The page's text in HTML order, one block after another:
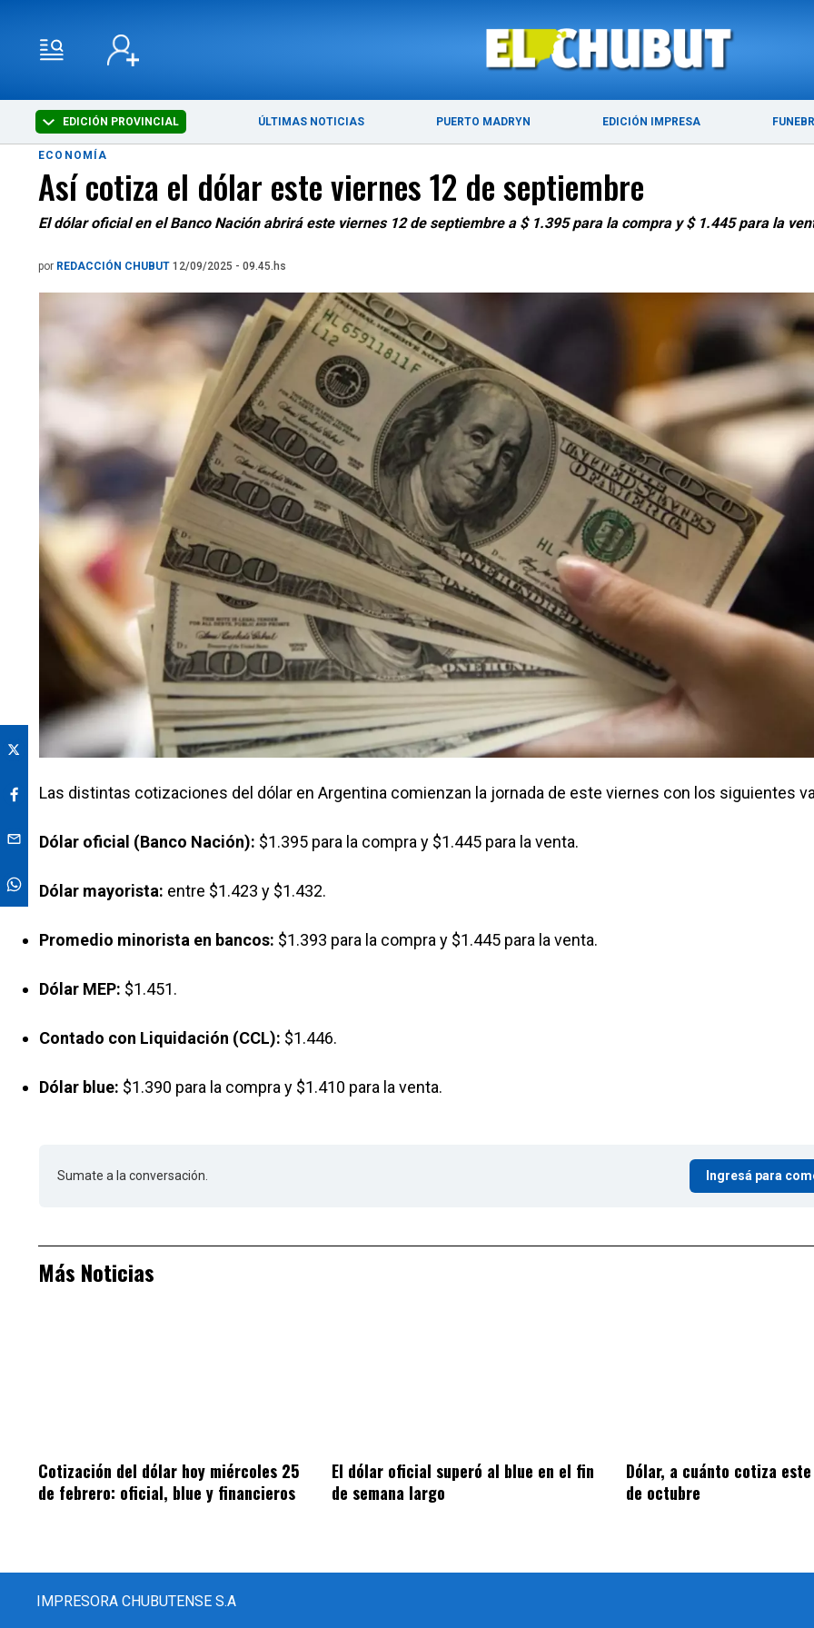
EDICIÓN PROVINCIAL ÚLTIMAS NOTICIAS PUERTO MADRYN EDICIÓN IMPRESA
ÚLTIMAS NOTICIAS PUERTO MADRYN
ECONOMÍA
Así cotiza el dólar este viernes 12 de septiembre
El dólar oficial en el Banco Nación abrirá este viernes 12 de septiembre a $ 1.395 para la compra y $ 1.445 para la
por REDACCIÓN CHUBUT 12/09/2025 - 09.45.hs
Las distintas cotizaciones del dólar en Argentina comienzan la jornada de este viernes con los siguientes
Dólar oficial (Banco Nación): $1.395 para la compra y $1.445 para la venta.
Dólar mayorista: entre $1.423 y $1.432.
Promedio minorista en bancos: $1.393 para la compra y $1.445 para la venta.
Dólar MEP: $1.451.
Contado con Liquidación (CCL): $1.446.
Dólar blue: $1.390 para la compra y $1.410 para la venta.
Sumate a la conversación. Ingresá para
Más Noticias
Cotización del dólar hoy miércoles 25
de febrero: oficial, blue y financieros
El dólar oficial superó al blue en el fin
de semana largo
Dólar, a cuánto cotiza
de octubre
IMPRESORA CHUBUTENSE S.A